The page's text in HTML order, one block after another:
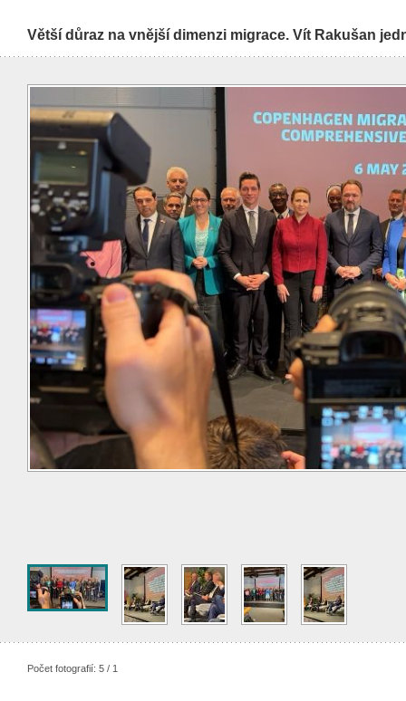
Větší důraz na vnější dimenzi migrace. Vít Rakušan
Počet fotografií: 5 / 1